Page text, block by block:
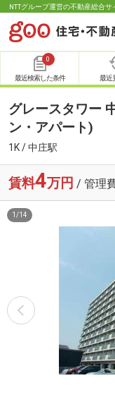
NTTグループ運営の不動産総合サ
0
最近検索した条件 最近
グレースタワー
ン・アパート)
1K / 中庄駅
賃料4万円 / 管理
1 /14